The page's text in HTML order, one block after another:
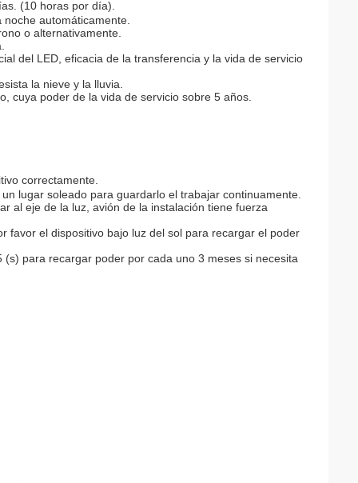
(10 horas por día).
automáticamente.
o alternativamente.
del LED, eficacia de la transferencia y la vida de servicio
la nieve y la lluvia.
cuya poder de la vida de servicio sobre 5 años.
correctamente.
lugar soleado para guardarlo el trabajar continuamente.
al eje de la luz, avión de la instalación tiene fuerza
favor el dispositivo bajo luz del sol para recargar el poder
para recargar poder por cada uno 3 meses si necesita